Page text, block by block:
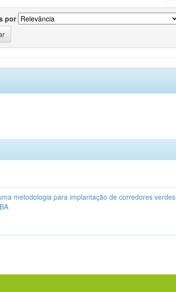
por
metodologia para implantação de corredores verdes